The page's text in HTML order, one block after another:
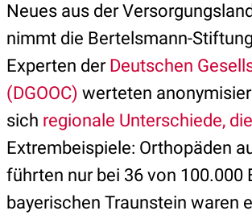
Neues aus der
nimmt die Bertelsmann-
Experten der Deutschen
(DGOOC) werteten
sich regionale Unterschiede,
Extrembeispiele: Orthopäden
führten nur bei 36 von 100.000
bayerischen Traunstein waren